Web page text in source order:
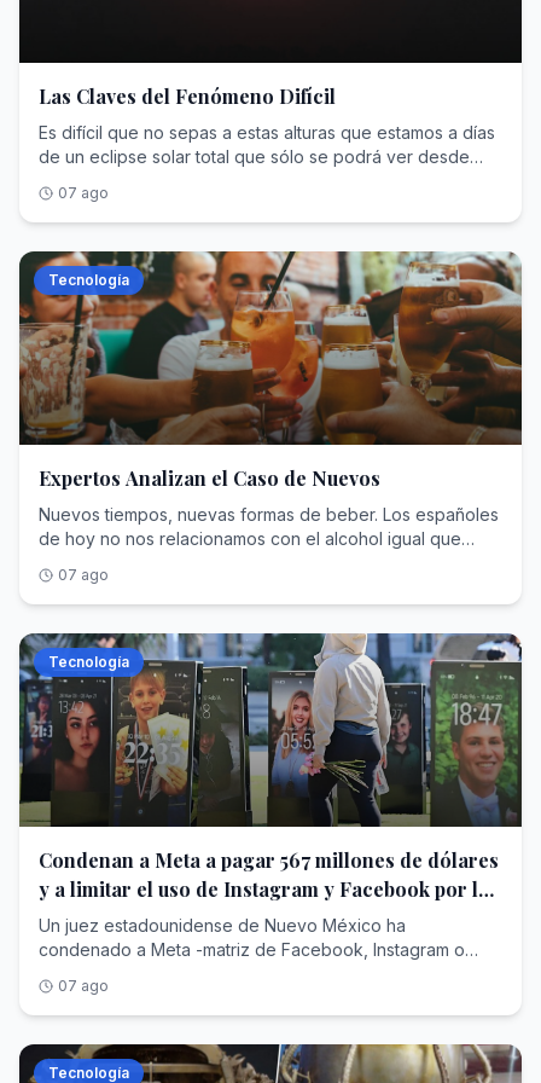
Las Claves del Fenómeno Difícil
Es difícil que no sepas a estas alturas que estamos a días de un eclipse solar total que sólo se podrá ver desde España... al menos desde tierra. La expectación es máxima, los alojamientos llevan meses reservados y ya sólo queda esperar unos días más, hasta el 12 de agosto para disfrutarlo. La mejor forma de hacerlo, sin duda, será en directo, desplazándose hasta las áreas en las que se podrá ver, y observarlo con las convenientes precauciones pero, si además quieres inmortalizarlo, no vas a estar solo. Miles de fotógrafos se lanzarán a hacerlo, desde nuestro propio país y llegados desde todos los puntos del mundo, así que conviene tener las cosas bien planificadas y preparadas antes de lanzarse a la "aventura". Sobre todo porque, con lo que dura el evento astronómico del año, no hay margen para el error. El eventoPara que lo tengamos claro. Hablamos del primero de tres eclipses solares, (a uno por año) que se van a poder ver desde nuestras latitudes. (Tienes toda la información sobre los tres en la una web del Ministerio de Ciencia del Gobierno de España Trío de elipses). Este es el primer eclipse desde hace más de un siglo que se puede ver en nuestro país, de ahí tanta expectación. Tendrá lugar el día 12 de agosto. muy cerca ya de la hora de la puesta de sol, ya muy bajo en el horizonte, de ahí su interés fotográfico. Será perfecto para todo tipo de composiciones: con monumentos en primer plano, como iglesias, torres o castillos, entornos naturales vistosos, como montañas o árboles vistosos, o para colocar la silueta de algún sujeto ante él y que quede bien recortada, entre otras muchas... Seguro que a ti se te ocurren muchas ideas más. Hay que tener claro que no será visible en toda España. Sólo una banda del tercio norte podrá ver el eclipse como total, para el resto será un eclipse parcial. Son por tanto varios los motivos por los que debemos planificar bien lo que queremos hacer si tenemos pensado fotografiar el evento: Debemos localizar un buen punto. Lo que los fotógrafos llamamos un buen "spot", en el que tengamos visibilidad total del sol. Si lo tenemos en mente y está dentro de la banda de visibilidad, que puedes consultar en nuestro mapa definitivo, mejor que mejor. Si no, podemos recurrir a apps de planificación como Photopills (para iOS o Android o Planit Pro, (para iOS) y Android) o a webs como The Photographer's Ephemeris. Hay que tener claros los desplazamientos. No debemos dejarlos para el último momento porque, la duración del evento es mínima. Cualquier contratiempo en el camino nos dejará sin poder fotografiarlo como deseamos. Las aglomeraciones de gente pueden ser otro problema. Si podemos evitar los típicos lugares que se recomiendan en las redes sociales, nos aseguraremos una mejor fotografía. Primero, por diferente y original y segundo, porque podremos disponer del punto que deseemos, no del que nos deje libre la muchedumbre.Muy a tener en cuenta la duración del eclipse y la latitud en la que tengamos pensado situarnos. Cuanto más en el centro de la banda de totalidad estemos, de más tiempo dispondremos. Por ejemplo, en zonas de Asturias y Galicia tendremos en torno al minuto 45 - 50 segundos. Esto puede variar mucho si estamos en zonas dentro de la banda de totalidad pero cerca de los bordes superior o inferior. Por ejemplo, en Ibiza o Formentera, que prácticamente la tocan por abajo, tendremos un minuto o incluso menos y lo mismo en las que tocan por arriba, como en zonas de Zaragoza o Tarragona. No es mucho tiempo así que no podemos tener nuestra foto o fotos sin planificar. Lo mejor que podemos hacer es darnos una vuelta por la zona el día antes o incluso en varias ocasiones si fuera necesario, para tenerlo todo previsto.Una recomendación y un ruego, dadas las condiciones climatológicas que estamos teniendo últimamente. Revisa que la zona que elijas no esté afectada por ningún incendio, para evitar disgustos o conseguir una buena foto, a no ser, claro, que quieras hacer algún tipo de fotodenuncia o similar aprovechando el eclipse. Por otro, extrema las precauciones si vas a salir al campo a observar el evento. No queremos ser el motivo de un nuevo incendio, ¿verdad?Por último, revisa bien tu equipo y prepáralo si necesitas comprar algo, que posiblemente sí. Pero eso lo vemos en el siguiente apartado.Equipo a usar Una vez tengamos claro qué vamos a fotografiar y hayamos planificado bien nuestra foto, es el momento de ver qué equipo necesitamos. Cámaras y objetivosLo primero será nuestra cámara. Para un eclipse, nos dará igual si es full frame o APS-C. Aquí no debemos preocuparnos mucho por lo que es capaz de hacer la cámara en la oscuridad. Seguramente nos llevemos fotos con alguna silueta o con el propio sol, así que el ISO no va a ser determinante. Sí es muy importante tener claro si queremos una foto o varias con un plano muy abierto, en el que el eclipse sea un detalle. Si es así, usaremos un gran angular. Hay que tener claro que si esta es nuestra opción, el sol va a perder mucho protagonismo y puede que incluso no quede demasiado claro que hemos estado ante un eclipse total. En este caso, sí te recomendaría usar una full frame, ya que "se va a hacer de noche" por unos segundos. Si prefieres una foto de detalle, con el sol y la luna como verdaderos protagonistas, y si acaso colocar una silueta ante ellos, vas a necesitar un teleobjetivo. Cuanta mayor focal, y más te alejes de la iglesia, torre o persona que quieras colocar delante del astro rey, mejor, porque conseguirás que éste último se vea mucho más grande y su tamaño sea más parecido al del sujeto en primer plano. Por eso, focales como los 400-600 mm son ya suficientes, pero si incluso consigues más, con un teleconvertidor o un objetivo con más mm, vas a conseguir una foto más llamativa. Si vas a usar una cámara con sensor full frame, los 600 mm pueden ser suficientes pero, si vas a usar una APS-C, ten en cuenta que el recorte del sensor hará que esos 600 mm equivalgan a más, (unos 900 mm e incluso más según la marca de tu cámara). Por otro lado, si vas a usar una micro 4/3, con un 300 mm tendrás suficiente. También existe la posibilidad de fotografiarlo con el móvil. Si es tu opción, esta completa guía puede venirte bien. Trípode El trípode es un imprescindible para este tipo de fotografía. Si vas a usar un gran angular, te las puedes arreglar para hacer la foto a pulso, y te seguramente te podrás apoyar en el estabilizador de tu objetivo o cuerpo pero si vas a utilizar un teleobjetivo de los que te comentamos más arriba, la foto te será prácticamente imposible sin él. Con focales tan largas, el más mínimo movimiento en la cámara va a dar como resultado una foto trepidada. Además, a tener en cuenta, el viento será otro impedimento. Cualquier movimiento en el aire hará también que las fotos salgan trepidadas. Para evitarlo, tendrás que disparar a velocidades muy altas o usar el estabilizador incluso sobre el trípode, (que como sabrás no se recomienda). Esto hará necesario usar trípodes consistentes, con patas de sección gruesa o al menos muy estables. Filtros ND Quizás el accesorio más importante, sobre todo si quieres volver con tu cámara intacta y totalmente funcional es el mismo que te están recomendando desde todos los medios para tus ojos: las "gafas". El sensor de tu cámara también necesita protección, por ello, debes tener claro que no debes lanzarte a fotografiar el eclipse sin ella. Ésta viene en forma de filtros. Concretamente, unos de densidad neutra, que restan pasos de luz pero no basta con los convencionales. Ni siquiera con el de 10 pasos. Necesitarás uno de 16 ó 17 pasos. En este sentido, puedes comprarlo de rosca, cuadrado (necesitarás un portafiltros) o magnético. Los más aconsejables son los dos últimos tipos, ya que se pueden extraer rápidamente. El primero lleva más tiempo quitarlo y durante el eclipse, hay un momento en el que podrás retirar el filtro, pero dura poco y te vendrá bien algo de agilidad en la operación. Si tienes pensado fotografiar el eclipse con el móvil, debes protegerlo de la misma manera. Existen filtros del mismo tipo, aunque es posible que no encuentres stock. Eso sí, siempre puedes usar uno para cámaras reflex o sin espejo situándolo delante tú mismo o con algún tipo de adaptador o pinza. Si no dispones de uno de estos filtros, ya sea para cámara o para móvil, te aconsejamos que no dejes para muy tarde su compra, porque, con el eclipse a las puertas, puedes encontrarte sin disponibilidad fácilmente. Disparador remoto Tampoco te vendrá mal un disparador remoto para tu cámara, sobre todo en caso de usar un teleobjetivo de gran focal. Es imprescindible evitar la trepidación al disparar y esto lo puedes conseguir de dos formas, con disparador, o con el disparo retardado en la cámara pero, dado que un eclipse no dura mucho tiempo, mejor evitar el retardo. Es más aconsejable disponer del disparador y accionar la cámara sin retraso de 2 ó 10 segundos. Si no dispones de él y sólo vas a hacer un encuadre, puedes usar el intervalómetro incorporado en el cuerpo (en caso de que tu cámara disponga de él, claro). Si tenemos una cámara más moderna, sin espejo, podremos usar uno con conectividad WiFi o Bluetooth. Por contra, la mayoría de cámaras reflex usaban los infrarrojos como forma de comunicación con el disparador. Si no tienes uno y vas a adquirirlo para el eclipse, asegúrate antes de la compra de qué tipo de conexión es la que usa tu cámara para no equivocarte. También tienes la opción de usar uno cableado, aunque siempre es menos cómodo a la hora de guardarlo y transportarlo en la mochila, y el conectarlo puede suponer un engorro si usamos zapatas en L, que a veces dificultan la apertura de la tapa de conexiones. Montura de seguimiento (star tra
07 ago
Tecnología
Expertos Analizan el Caso de Nuevos
Nuevos tiempos, nuevas formas de beber. Los españoles de hoy no nos relacionamos con el alcohol igual que nuestros abuelos y padres y probablemente ese vínculo siga cambiando en tiempos de nuestros hijos y nietos. Llega con echar un vistazo a las estadísticas de la OMS para comprobarlo: en los 80 la ingesta per cápita rondaba los 17,7 litros de alcohol puro, el 54% ligado al vino; en 2024 (último dato publicado por la OMS) la media era ya de 11,1 litros y la cerveza superaba al vino como la principal fuente de consumo de alcohol. La gente cambia sus hábitos de ocio y alimentación, el consumo de vino sale de los hogares para asociarse a bares, restaurantes y ocio, los jóvenes son cada vez menos dados a beber de forma habitual, y a las empresas del sector no les queda más remedio que reinventarse, apostando por nuevos productos, formatos o incluso bebidas 'sin' que directamente sacan el alcohol de la ecuación. Nada sorprendente si tenemos en cuenta que también ha cambiado la sociedad y su marco legislativo, cada vez menos permisivo con dónde pueden venderse latas y botellas (incluso publicitarse) o qué puede hacerse ebrio. No todo cambiaHay ciertas cosas que no han cambiado tanto, sin embargo, como comprueba en su día a día Gabriel Rubio, catedrático de Psiquiatría, jefe de ese servicio en el Hospital Universitario 12 de octubre, en Madrid, y experto en alcoholismo. Aunque las estadísticas pficiales sugieren que en general España bebe hoy menos que hace 60, 50 o 40 años, la botella sigue muy presente en la vida de millones de personas. De hecho hay estudios recientes que demuestran que, a pesar de todos los cambios culturales, información y campañas de concienciación, los jóvenes de la Gen Z siguen viéndose arrastrados al consumo por la presión social. Consumo per cápita de listros puros de alcohol (población mayor de 15 años) Cerveza Vino Espiriuosas Otras Total 1962 1,05 10,49 3,10 - 14,64 1970 2,67 9,39 3,19 - 15,25 1980 3,64 9,69 4,36 0 17,69 1990 4,46 5,10 3,35 0,07 12,98 2000 3,60 5,10 3,50 0,20 12,40 2010 3,80 3,90 2,70 0,20 10,50 2020 4,20 2,70 1,60 0,20 8,60 2023 4,60 4,10 2,20 0,20 11,10 "Si nos atenemos a lo que dicen las estadísticas se ve que el consumo de litros de alcohol per cápita al año está estabilizándose, incluso un poco a la baja. También es cierto que en la población juvenil no hay incremento. Eso son las estadísticas y seguramente son ciertas, sin embargo lo que nosotros vemos en la clínica es que las solicitudes de ayuda por temas asociados al alcohol tienen un componente estacional", comenta Rubio, quien precisa que la demanda aumenta sobre todo en enero y septiembre, tras las Navidades y el verano. Algo similar, recuerda, ocurrió tras la pandemia, cuando se vio "un repunte muy importante". "La pandemia fue un momento de inflexión donde se generó un repunte y ese repunte se sigue manteniendo", advierte. Eso no significa que en las clínicas no se aprecien cambios relevantes. Uno, significativo, está en el perfil de quién busca ayuda. "Lo que sí llevamos año tras año apreciando es que la edad con la que las personas solicitan tratamiento por sus problemas cada vez es más joven". "Cuando yo empecé quienes solicitaban ayuda eran diez hombres por cada mujer y se movían en torno a los 45 o 50 años. Ahora en Madrid, en un programa muy consolidado como el nuestro, hablamos de tres varones por cada dos mujeres. Se está equilibrando. Antes también era infrecuente ver a alguien de 30 años. Ahora cada vez resulta más común que soliciten ayuda personas de entre 25 y 45". La tendencia coincide con un cambio en la forma de aproximarse y abordar la bebida. "La gente que tiene 40 o 50 años cuando era joven y salía a divertirse, el alcohol formaba parte de las fiestas, de los guateques. En los últimos 25 años hay jóvenes que salen a embriagarse. Ese fenómeno de salir a intoxicarse, a sedarse, hace que la aparición de la adicción sea mucho más prematura. Si antes costaba 10 o 15 años desarrollar una adicción, ahora cuesta menos". ¿Que la gente acuda antes en busca de ayuda profesional es un indicador de que, en general, se bebe más o que sencillamente hay una mayor consciencia social sobre el alcoholismo y los casos de dependencia se detecten antes? Rubio reconoce que ha aumentado la información que manejan tanto los adolescentes como sus padres, del mismo modo que aprecia casos en los que los jóvenes recurren a la bebida directa y deliberadamente para "embriagarse, desconectar y anestesiarse", no tanto como un componente más del ocio. "Eso hace que la pérdida del control ocurra mucho antes. Y cuando se pierde el control habitualmente deriva en problemas sociales: multas, peleas, malos rollos con amigos y familia… Son esas complicaciones sociales las que presionan para pedir ayuda. Por lo tanto, no solo hay que atribuir esa solicitud más temprana al hecho de que la gente tenga más información, sino a que la familia también está más sensibilizada", reflexiona. "El patrón de cómo bebemos hace que, cuando se desarrolla la adicción, las complicaciones conductuales sean muy aparentes". Esa es la clave: los cambios en "el patrón de consumo", "para qué y cómo bebemos". "Hace 50 años bebíamos porque el vino, la cerveza, formaban parte de nuestra alimentación. En las películas de los años 60 o 70 la gente tenía vino con gaseosa, una bota… El vino acompañaba las comidas. Eso se ha ido modificando. Ahora ya es muy difícil, salvo en comidas especiales o cuando uno sale. En las cocinas y mesas un martes o miércoles no es frecuente que haya una botella". "Se trata de la manera de utilizar el alcohol. Antes era casi imprescindible en las comidas y ahora ya no. Ahora ya se relaciona mucho más con el ocio, con el beber del fin de semana. Si antes estaba asociado a las comidas, ahora se asocia también a su uso para quitar el estrés, para desconectar entre los jóvenes, para tener esa especie de desconexión, de anestésico que a veces tiene el alcohol". Es un fenómeno complejo y lleno de claroscuros. Sin ir más lejos, hace unos días The Conversation publicó un amplio análisis en el que advierte de una doble tendencia: cada vez más jóvenes se reconocen abstemios, pero también crece el porcentaje de adolescentes que beben a diario. De hecho este último grupo se ha más que duplicado en un lustro, entre 2019 y 2025. "Se está ampliando la brecha entre quienes no beben y quienes lo hacen frecuentemente", concluye. En Xataka Si la industria del alcohol no tuviera ya suficientes problemas, ahora se ha encontrado con uno más: Ozempic No solo se equilibra el consumo por sexos, el experto aprecia cómo se están difuminando también las diferencias en la edad a la que los jóvenes empiezan a beber. Ya no hay grandes distinciones entre el rural, los pequeños municipios y las ciudades. "Está entre los 12 y 15 años y también se aprecia una importante igualdad entre chicos y chicas". El fenómeno coincide con la popularización del binge drinking, los atracones de alcohol para emborracharse rápido. "Es un patrón anglosajón que hemos incorporado. Lo usamos de la manera que vemos en las redes y las películas. Cuando los estudios que han comparado los patrones de consumo mediterráneos con los anglosajones se han dando cuenta de que este último es el que se está extendiendo", comenta Rubio. Lo que se mantiene es la función de la bebida como herramienta de socialización, un "rito iniciático" para adolescentes que les ayuda a sentirse integrados y adultos. Eso es un problema porque al final, como han comprobado ya los expertos, acaba ejerciendo una presión social que favorece el consumo. "Cuando uno es adolescente lo hace porque preferimos sentirnos parte de un grupo que aislados, pero luego si comenzamos a utilizar la bebida para aliviar los estados emocionales negativos estamos abriendo la puerta a la adicción, esa es la línea roja que separaba el consumo recreativo del consumo adictivo", advierte el experto. Es un matiz importante porque entronca con una pregunta clave y a que a menudo pasamos por
07 ago
Tecnología
Condenan a Meta a pagar 567 millones de dólares
y a limitar el uso de Instagram y Facebook por los
adolescentes
Un juez estadounidense de Nuevo México ha
condenado a Meta -matriz de Facebook, Instagram o
para la salud mental de los adolescentes; además, la ha
ordenado realizar cambios en el funcionamiento de sus
redes sociales para proteger a los menores del estado y
evitar que puedan volverse adictos a ellas. Con esta
07 ago
Tecnología